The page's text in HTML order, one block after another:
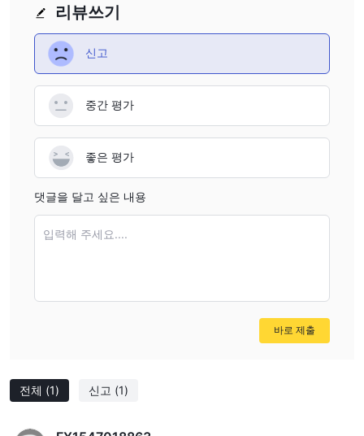
전체 (1) 신고 (1)
리뷰쓰기
신고
중간 평가
좋은 평가
댓글을 달고 싶은 내용
입력해 주세요....
바로 제출